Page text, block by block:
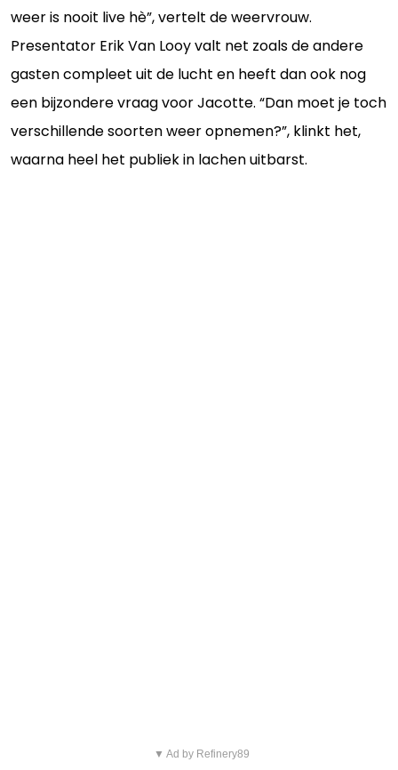
weer is nooit live hè”, vertelt de weervrouw.
Presentator Erik Van Looy valt net zoals de andere
gasten compleet uit de lucht en heeft dan ook nog
een bijzondere vraag voor Jacotte. “Dan moet je toch
verschillende soorten weer opnemen?”, klinkt het,
waarna heel het publiek in lachen uitbarst.
▼ Ad by Refinery89